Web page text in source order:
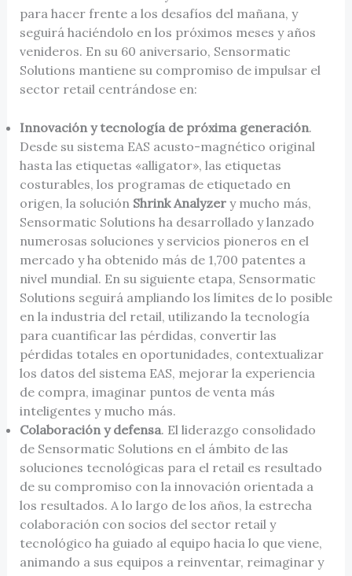
para hacer frente a los desafíos del mañana, y
seguirá haciéndolo en los próximos meses y años
venideros. En su 60 aniversario, Sensormatic
Solutions mantiene su compromiso de impulsar el
sector retail centrándose en:
Innovación y tecnología de próxima generación.
Desde su sistema EAS acusto-magnético original
hasta las etiquetas «alligator», las etiquetas
costurables, los programas de etiquetado en
origen, la solución Shrink Analyzery mucho más,
Sensormatic Solutions ha desarrollado y lanzado
numerosas soluciones y servicios pioneros en el
mercado y ha obtenido más de 1,700 patentes a
nivel mundial. En su siguiente etapa, Sensormatic
Solutions seguirá ampliando los límites de lo posible
en la industria del retail, utilizando la tecnología
para cuantificar las pérdidas, convertir las
pérdidas totales en oportunidades, contextualizar
los datos del sistema EAS, mejorar la experiencia
de compra, imaginar puntos de venta más
inteligentes y mucho más.
Colaboración y defensa. El liderazgo consolidado
de Sensormatic Solutions en el ámbito de las
soluciones tecnológicas para el retail es resultado
de su compromiso con la innovación orientada a
los resultados. A lo largo de los años, la estrecha
colaboración con socios del sector retail y
tecnológico ha guiado al equipo hacia lo que viene,
animando a sus equipos a reinventar, reimaginar y